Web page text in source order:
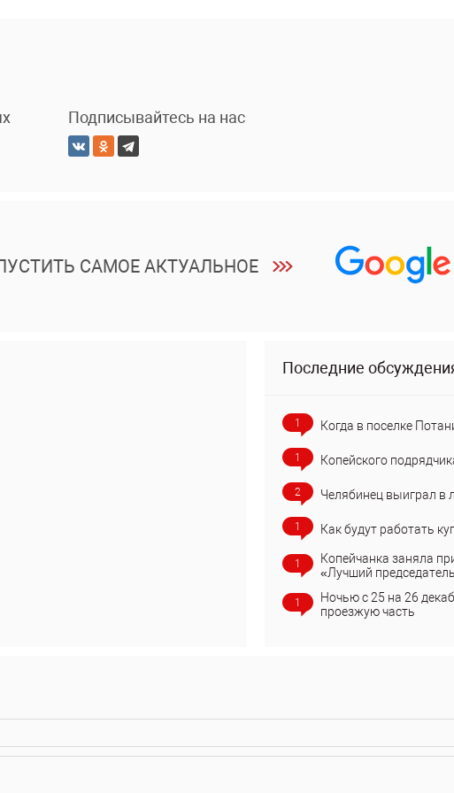
Подписывайтесь на нас
САМОЕ АКТУАЛЬНОЕ
Последние
1 Когда в поселке
1 Копейского
2 Челябинец выиграл в
1 Как будут работать
1
Копейчанка заняла
«Лучший
1
Ночью с 25 на 26
проезжую часть